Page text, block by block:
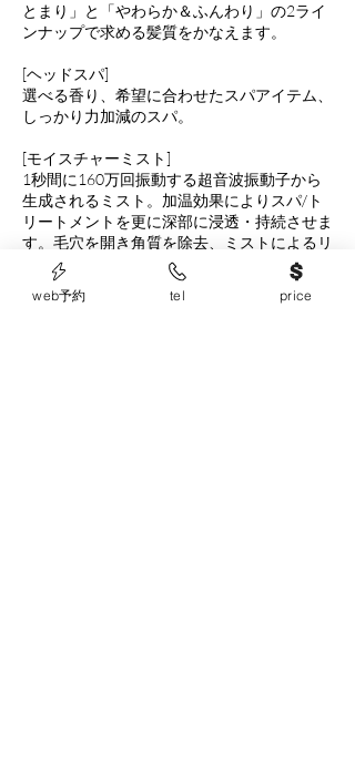
とまり」と「やわらか＆ふんわり」の2ライ
ンナップで求める髪質をかなえます。
[ヘッドスパ]
選べる香り、希望に合わせたスパアイテム、
しっかり力加減のスパ。
[モイスチャーミスト]
1秒間に160万回振動する超音波振動子から
生成されるミスト。加温効果によりスパ/ト
リートメントを更に深部に浸透・持続させま
す。毛穴を開き角質を除去、ミストによるリ
ラックス効果も創出。
web予約 tel price